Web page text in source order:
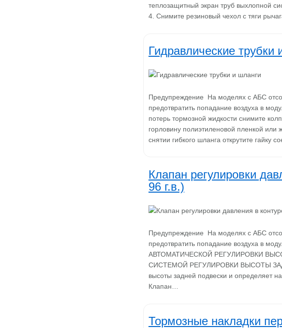
теплозащитный экран труб выхлопной
4. Снимите резиновый чехол с тяги
Гидравлические трубки
Предупреждение На моделях с АБС
предотвратить попадание воздуха в
потерь тормозной жидкости снимите
горловину полиэтиленовой пленкой
снятии гибкого шланга открутите гайку
Клапан регулировки
96 г.в.)
Предупреждение На моделях с АБС
предотвратить попадание воздуха
АВТОМАТИЧЕСКОЙ РЕГУЛИРОВКИ
СИСТЕМОЙ РЕГУЛИРОВКИ ВЫСОТЫ
высоты задней подвески и определяет
Клапан…
Тормозные накладки